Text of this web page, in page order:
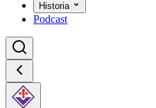
Historia
Podcast